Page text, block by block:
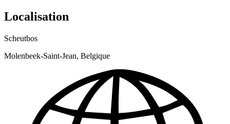
Localisation
Scheutbos
Molenbeek-Saint-Jean, Belgique